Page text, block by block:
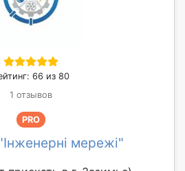
66 из 80
1 отзывов
PRO
мережі"